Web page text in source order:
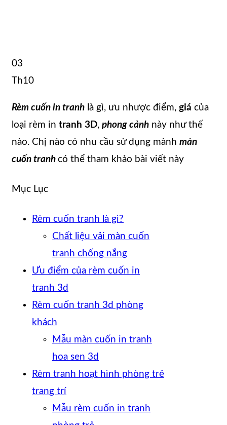
03
Th10
Rèm cuốn in tranh là gì, ưu nhược điểm, giá của
loại rèm in tranh 3D, phong cảnh này như thế
nào. Chị nào có nhu cầu sử dụng mành màn
cuốn tranh có thể tham khảo bài viết này
Mục Lục
Rèm cuốn tranh là gì?
Chất liệu vải màn cuốn
tranh chống nắng
Ưu điểm của rèm cuốn in
tranh 3d
Rèm cuốn tranh 3d phòng
khách
Mẫu màn cuốn in tranh
hoa sen 3d
Rèm tranh hoạt hình phòng trẻ
trang trí
Mẫu rèm cuốn in tranh